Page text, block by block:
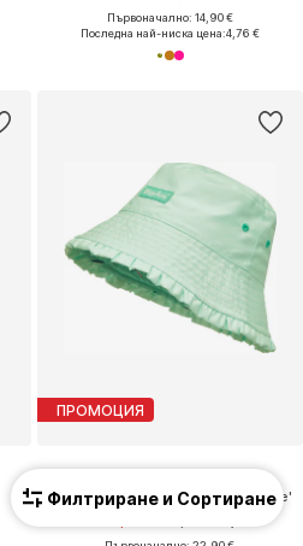
Първоначално: 14,90 €
Последна най-ниска цена:4,76 €
ПРОМОЦИЯ
Шапка с периферия 'Surfbrett Palme'
Филтриране и Сортиране